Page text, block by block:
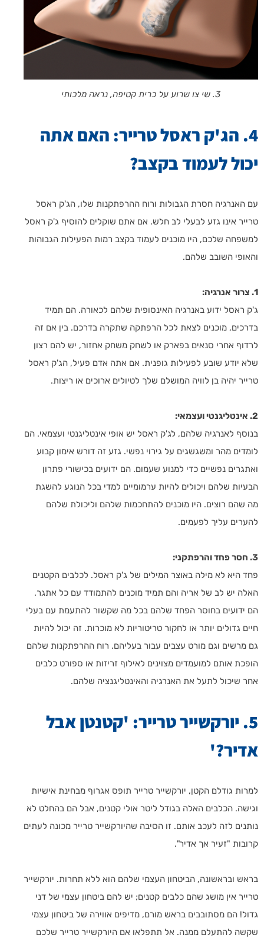
3. שי צו שרוע על כרית קטיפה, נראה מלכותי
4. הג'ק ראסל טרייר: האם אתה
יכול לעמוד בקצב?
עם האנרגיה חסרת הגבולות ורוח ההרפתקנות שלו, הג'ק ראסל
טרייר אינו גזע לבעלי לב חלש. אם אתם שוקלים להוסיף ג'ק ראסל
למשפחה שלכם, היו מוכנים לעמוד בקצב רמות הפעילות הגבוהות
והאופי השובב שלהם.
1. צרור אנרגיה:
ג'ק ראסל ידוע באנרגיה האינסופית שלהם לכאורה. הם תמיד
בדרכים, מוכנים לצאת לכל הרפתקה שתקרה בדרכם. בין אם זה
לרדוף אחרי סנאים בפארק או לשחק משחק אחזור, יש להם רצון
שלא יודע שובע לפעילות גופנית. אם אתה אדם פעיל, הג'ק ראסל
טרייר יהיה בן לוויה המושלם שלך לטיולים ארוכים או ריצות.
2. אינטליגנטי ועצמאי:
בנוסף לאנרגיה שלהם, לג'ק ראסל יש אופי אינטליגנטי ועצמאי. הם
לומדים מהר ומשגשגים על גירוי נפשי. גזע זה דורש אימון קבוע
ואתגרים נפשיים כדי למנוע שעמום. הם ידועים בכישורי פתרון
הבעיות שלהם ויכולים להיות ערמומיים למדי בכל הנוגע להשגת
מה שהם רוצים. היו מוכנים להתחכמות שלהם וליכולת שלהם
להערים עליך לפעמים.
3. חסר פחד והרפתקני:
פחד היא לא מילה באוצר המילים של ג'ק ראסל. לכלבים הקטנים
האלה יש לב של אריה והם תמיד מוכנים להתמודד עם כל אתגר.
הם ידועים בחוסר הפחד שלהם בכל מה שקשור להתעמת עם בעלי
חיים גדולים יותר או לחקור טריטוריות לא מוכרות. זה יכול להיות
גם מרשים וגם מורט עצבים עבור בעליהם. רוח ההרפתקנות שלהם
הופכת אותם למועמדים מצוינים לאילוף זריזות או ספורט כלבים
אחר שיכול לתעל את האנרגיה והאינטליגנציה שלהם.
5. יורקשייר טרייר: 'קטנטן אבל
אדיר?'
למרות גודלם הקטן, יורקשייר טרייר תופס אגרוף מבחינת אישיות
וגישה. הכלבים האלה בגודל ליטר אולי קטנים, אבל הם בהחלט לא
נותנים לזה לעכב אותם. זו הסיבה שהיורקשייר טרייר מכונה לעתים
קרובות "זעיר אך אדיר".
בראש ובראשונה, הביטחון העצמי שלהם הוא ללא תחרות. יורקשייר
טרייר אין מושג שהם כלבים קטנים; יש להם ביטחון עצמי של דני
גדול! הם מסתובבים בראש מורם, מדיפים אווירה של ביטחון עצמי
שקשה להתעלם ממנה. אל תתפלאו אם היורקשייר טרייר שלכם